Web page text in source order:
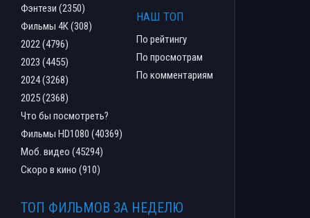
Фэнтези (2350)
Фильмы 4К (308)
2022 (4796)
2023 (4455)
2024 (3268)
2025 (2368)
Что бы посмотреть?
Фильмы HD1080 (40369)
Моб. видео (45294)
Скоро в кино (910)
НАШ ТОП
По рейтингу
По просмотрам
По комментариям
ТОП ФИЛЬМОВ ЗА НЕДЕЛЮ